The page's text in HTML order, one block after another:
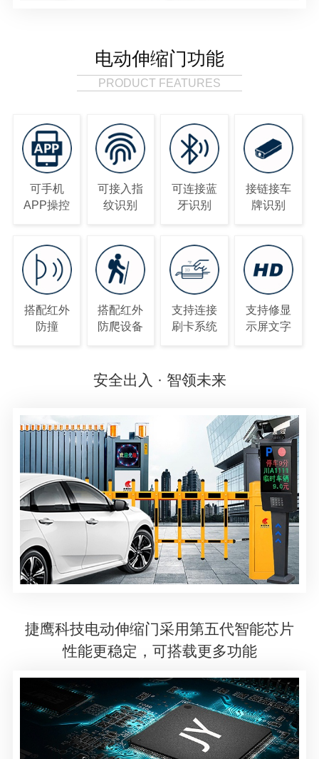
电动伸缩门功能
PRODUCT FEATURES
可手机
APP操控
可接入指
纹识别
可连接蓝
牙识别
接链接车
牌识别
搭配红外
防撞
搭配红外
防爬设备
支持连接
刷卡系统
支持修显
示屏文字
安全出入 · 智领未来
捷鹰科技电动伸缩门采用第五代智能芯片
性能更稳定，可搭载更多功能